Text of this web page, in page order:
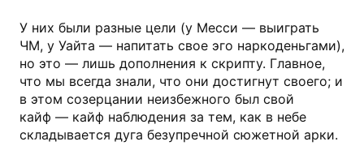
У них были разные цели (у Месси — выиграть
ЧМ, у Уайта — напитать свое эго наркоденьгами),
но это — лишь дополнения к скрипту. Главное,
что мы всегда знали, что они достигнут своего; и
в этом созерцании неизбежного был свой
кайф — кайф наблюдения за тем, как в небе
складывается дуга безупречной сюжетной арки.